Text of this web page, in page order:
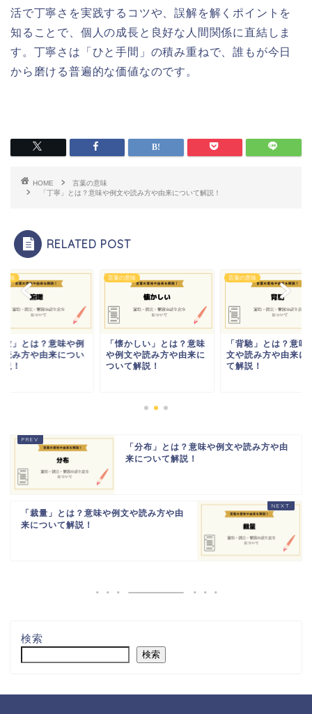
活で丁寧さを実践するコツや、誤解を解くポイントを
知ることで、個人の成長と良好な人間関係に直結しま
す。丁寧さは「ひと手間」の積み重ねで、誰もが今日
から磨ける普遍的な価値なのです。
HOME
言葉の意味
「丁寧」とは？意味や例文や読み方や由来について解説！
RELATED POST
意味
瞰」とは？意味や例
読み方や由来につい
！
言葉の意味
「懐かしい」とは？意味
や例文や読み方や由来に
ついて解説！
言葉の意味
「背馳」とは？意味
文や読み方や由来に
て解説！
「分布」とは？意味や例文や読み方や由
来について解説！
「裁量」とは？意味や例文や読み方や由
来について解説！
検索
検索